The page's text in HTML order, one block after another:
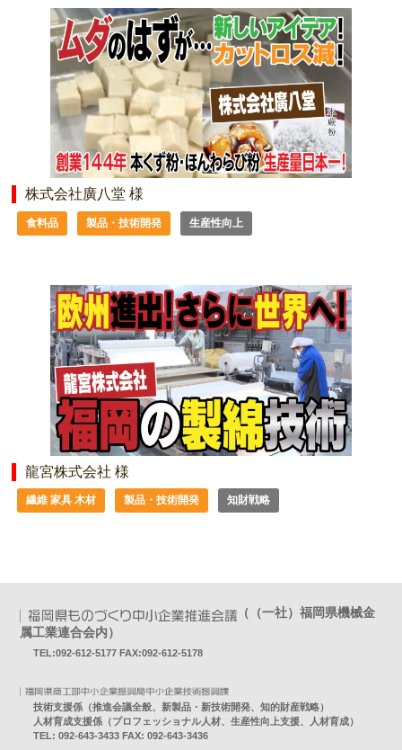
株式会社廣八堂 様
食料品 製品・技術開発 生産性向上
龍宮株式会社 様
繊維 家具 木材 製品・技術開発 知財戦略
（（一社）福岡県機械金
属工業連合会内）
TEL:092-612-5177 FAX:092-612-5178
技術支援係（推進会議全般、新製品・新技術開発、知的財産戦略）
人材育成支援係（プロフェッショナル人材、生産性向上支援、人材育成）
TEL: 092-643-3433 FAX: 092-643-3436